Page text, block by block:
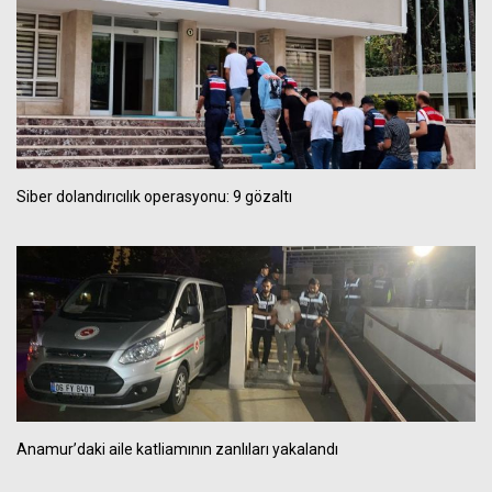
Siber dolandırıcılık operasyonu: 9 gözaltı
Anamur’daki aile katliamının zanlıları yakalandı